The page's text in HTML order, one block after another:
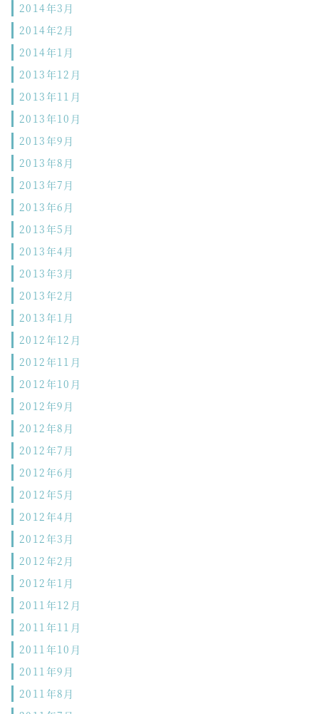
2014年3月
2014年2月
2014年1月
2013年12月
2013年11月
2013年10月
2013年9月
2013年8月
2013年7月
2013年6月
2013年5月
2013年4月
2013年3月
2013年2月
2013年1月
2012年12月
2012年11月
2012年10月
2012年9月
2012年8月
2012年7月
2012年6月
2012年5月
2012年4月
2012年3月
2012年2月
2012年1月
2011年12月
2011年11月
2011年10月
2011年9月
2011年8月